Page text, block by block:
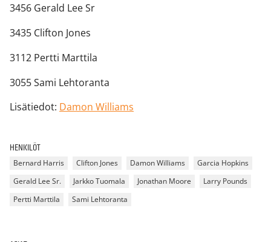
3456 Gerald Lee Sr
3435 Clifton Jones
3112 Pertti Marttila
3055 Sami Lehtoranta
Lisätiedot: Damon Williams
HENKILÖT
Bernard Harris Clifton Jones Damon Williams
Garcia Hopkins
Gerald Lee Sr.
Jarkko Tuomala Jonathan Moore
Larry Pounds
Pertti Marttila
Sami Lehtoranta